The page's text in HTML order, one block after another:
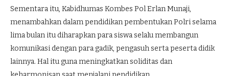
Sementara itu, Kabidhumas Kombes Pol Erlan Munaji,
menambahkan dalam pendidikan pembentukan Polri selama
lima bulan itu diharapkan para siswa selalu membangun
komunikasi dengan para gadik, pengasuh serta peserta didik
lainnya. Hal itu guna meningkatkan soliditas dan